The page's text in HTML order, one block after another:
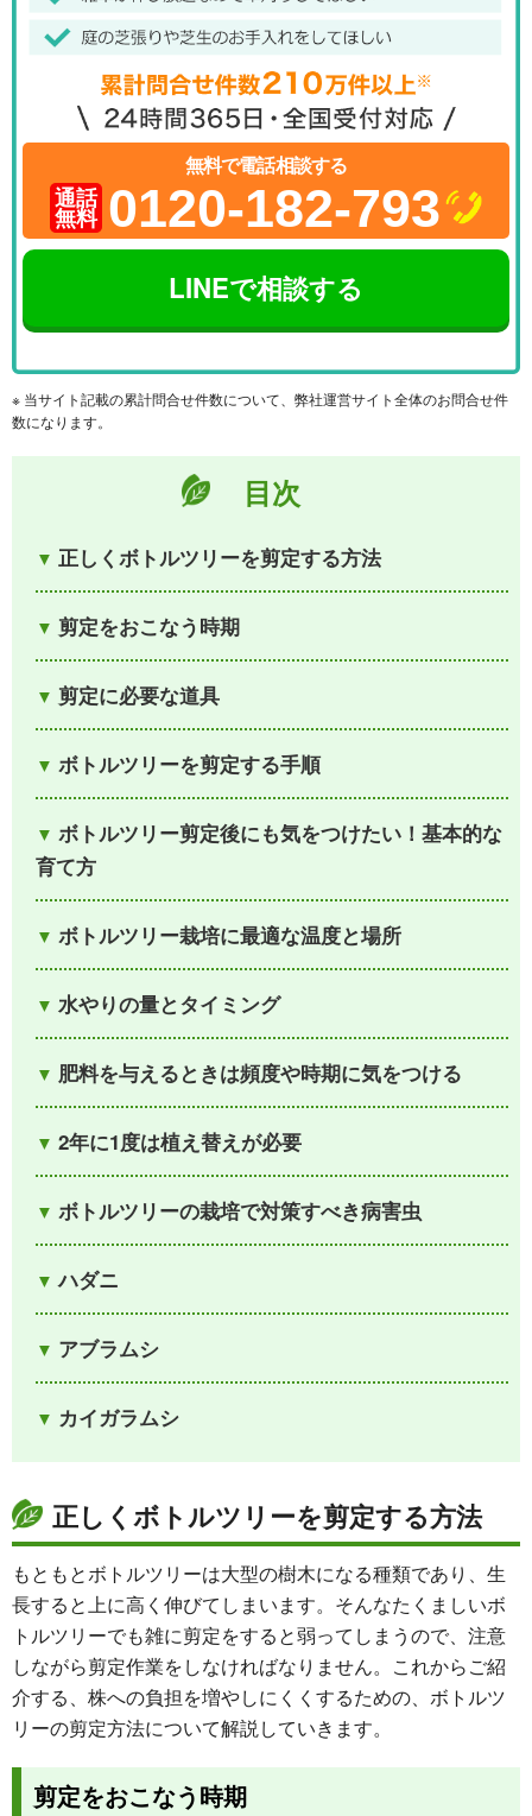
無料で電話相談する
通話
無料 0120-182-793
LINEで相談する
※ 当サイト記載の累計問合せ件数について、弊社運営サイト全体のお問合せ件
数になります。
目次
正しくボトルツリーを剪定する方法
剪定をおこなう時期
剪定に必要な道具
ボトルツリーを剪定する手順
ボトルツリー剪定後にも気をつけたい！基本的な
育て方
ボトルツリー栽培に最適な温度と場所
水やりの量とタイミング
肥料を与えるときは頻度や時期に気をつける
2年に1度は植え替えが必要
ボトルツリーの栽培で対策すべき病害虫
ハダニ
アブラムシ
カイガラムシ
正しくボトルツリーを剪定する方法
もともとボトルツリーは大型の樹木になる種類であり、生
長すると上に高く伸びてしまいます。そんなたくましいボ
トルツリーでも雑に剪定をすると弱ってしまうので、注意
しながら剪定作業をしなければなりません。これからご紹
介する、株への負担を増やしにくくするための、ボトルツ
リーの剪定方法について解説していきます。
剪定をおこなう時期